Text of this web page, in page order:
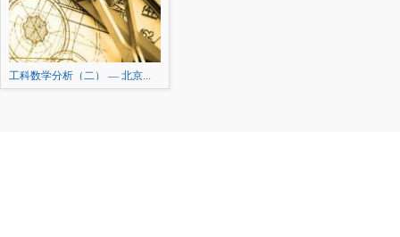
工科数学分析（二） — 北京...